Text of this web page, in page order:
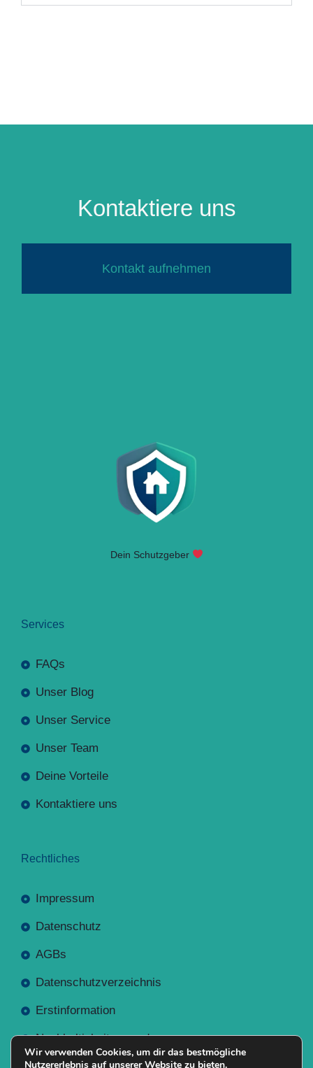
Kontaktiere uns
Kontakt aufnehmen
Dein Schutzgeber
Services
FAQs
Unser Blog
Unser Service
Unser Team
Deine Vorteile
Kontaktiere uns
Rechtliches
Impressum
Datenschutz
AGBs
Datenschutzverzeichnis
Erstinformation
Nachhaltigkeitsverordnung
Wir verwenden Cookies, um dir das bestmögliche
Nutzererlebnis auf unserer Website zu bieten.